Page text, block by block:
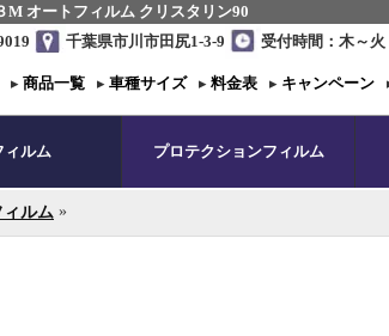
M オートフィルム クリスタリン90
千葉県市川市田尻1-3-9 受付時間：木～
▸ 商品一覧 ▸ 車種サイズ ▸ 料金表 ▸ キャンペーン
ィルム プロテクションフィルム
ィルム »